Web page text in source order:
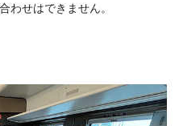
わせはできません。